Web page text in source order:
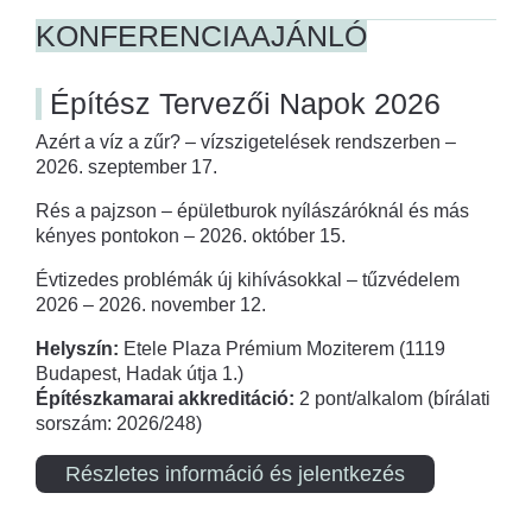
KONFERENCIAAJÁNLÓ
Építész Tervezői Napok 2026
Azért a víz a zűr? – vízszigetelések rendszerben –
2026. szeptember 17.
Rés a pajzson – épületburok nyílászáróknál és más
kényes pontokon – 2026. október 15.
Évtizedes problémák új kihívásokkal – tűzvédelem
2026 – 2026. november 12.
Helyszín: Etele Plaza Prémium Moziterem (1119
Budapest, Hadak útja 1.)
Építészkamarai akkreditáció: 2 pont/alkalom (bírálati
sorszám: 2026/248)
Részletes információ és jelentkezés